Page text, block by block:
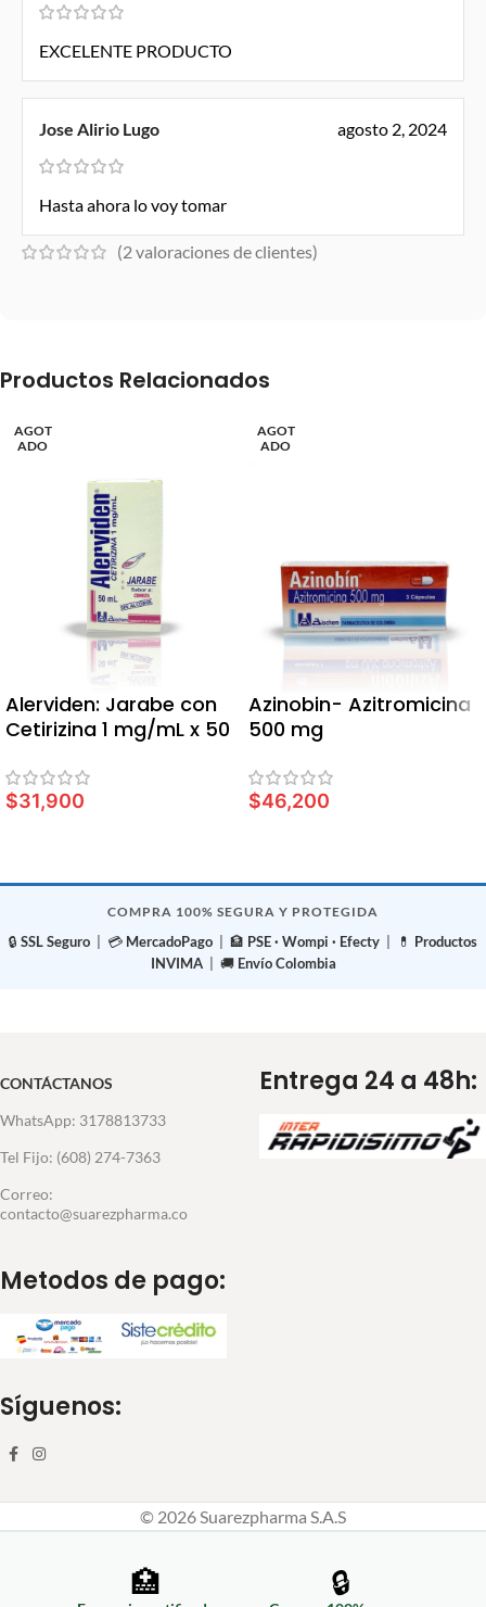
EXCELENTE PRODUCTO
Jose Alirio Lugo agosto 2, 2024
Hasta ahora lo voy tomar
(2valoraciones de clientes)
Productos Relacionados
AGOT
ADO
Alerviden: Jarabe con
Cetirizina 1 mg/mL x 50
$31,900
AGOT
ADO
Azinobin- Azitromicina
500 mg
$46,200
COMPRA 100% SEGURA Y PROTEGIDA
🔒 SSL Seguro | 💳 MercadoPago | 🏦 PSE · Wompi · Efecty | 💊 Productos
INVIMA| 🚚 Envío Colombia
CONTÁCTANOS
WhatsApp: 3178813733
Tel Fijo: (608) 274-7363
Correo:
contacto@suarezpharma.co
Metodos de pago:
Entrega 24 a 48h:
Síguenos:
© 2026 Suarezpharma S.A.S
🏥 🔒